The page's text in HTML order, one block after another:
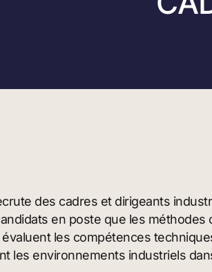
des cadres et dirigeants
en poste que les méthodes
les compétences
les environnements industriels